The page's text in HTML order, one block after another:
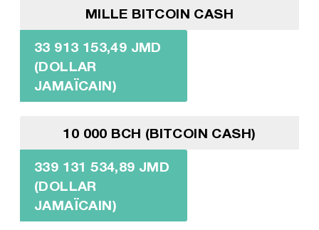
MILLE BITCOIN CASH
33 913 153,49 JMD
(DOLLAR
JAMAÏCAIN)
10 000 BCH (BITCOIN CASH)
339 131 534,89 JMD
(DOLLAR
JAMAÏCAIN)